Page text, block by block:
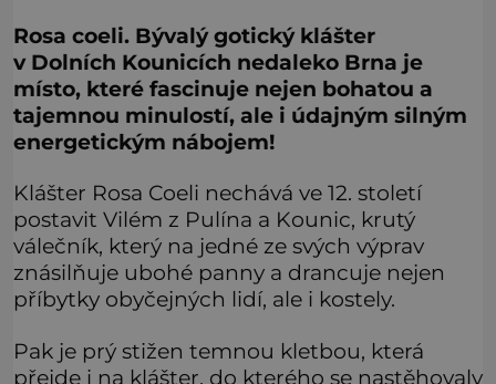
Rosa coeli. Bývalý gotický klášter
v Dolních Kounicích nedaleko Brna je
místo, které fascinuje nejen bohatou a
tajemnou minulostí, ale i údajným silným
energetickým nábojem!
Klášter Rosa Coeli nechává ve 12. století
postavit Vilém z Pulína a Kounic, krutý
válečník, který na jedné ze svých výprav
znásilňuje ubohé panny a drancuje nejen
příbytky obyčejných lidí, ale i kostely.
Pak je prý stižen temnou kletbou, která
přejde i na klášter, do kterého se nastěhovaly